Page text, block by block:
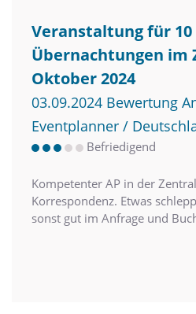
Veranstaltung für
Übernachtungen im
Oktober 2024
03.09.2024 Bewertung
Eventplanner /
Befriedigend
Kompetenter AP in der
Korrespondenz. Etwas
sonst gut im Anfrage und